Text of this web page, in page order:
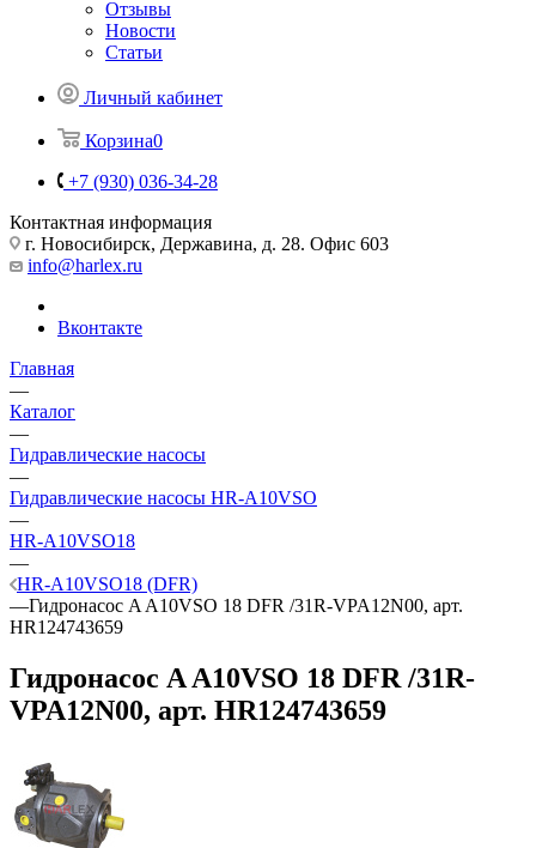
Отзывы
Новости
Статьи
Личный кабинет
Корзина0
+7 (930) 036-34-28
Контактная информация
г. Новосибирск, Державина, д. 28. Офис 603
info@harlex.ru
Вконтакте
Главная
—
Каталог
—
Гидравлические насосы
—
Гидравлические насосы HR-A10VSO
—
HR-A10VSO18
—
HR-A10VSO18 (DFR)
—Гидронасос A A10VSO 18 DFR /31R-VPA12N00, арт.
HR124743659
Гидронасос A A10VSO 18 DFR /31R-
VPA12N00, арт. HR124743659